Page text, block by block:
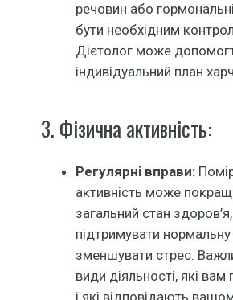
речовин або
бути необхідним
Дієтолог може
індивідуальний план
3. Фізична активність:
Регулярні вправи:
активність може
загальний стан здоров’я,
підтримувати нормальну
зменшувати стрес.
види діяльності, які